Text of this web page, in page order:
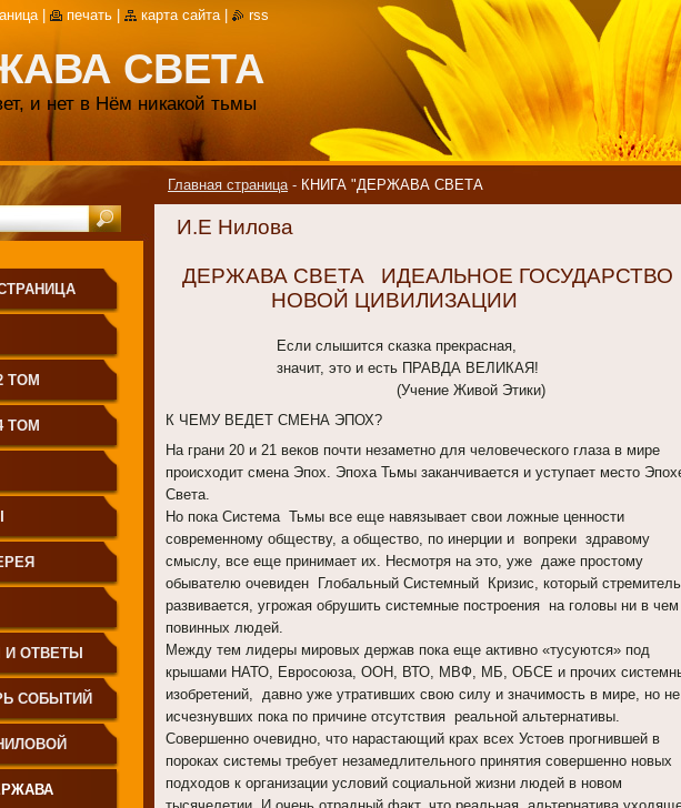
СВЕТА
и нет в Нём никакой тьмы
Главная страница - КНИГА "ДЕРЖАВА СВЕТА
И.Е Нилова
ДЕРЖАВА СВЕТА ИДЕАЛЬНОЕ ГОСУДАРСТВО
НОВОЙ ЦИВИЛИЗАЦИИ
Если слышится сказка прекрасная,
значит, это и есть ПРАВДА ВЕЛИКАЯ!
(Учение Живой Этики)
К ЧЕМУ ВЕДЕТ СМЕНА ЭПОХ?
На грани 20 и 21 веков почти незаметно для человеческого глаза в мире
происходит смена Эпох. Эпоха Тьмы заканчивается и уступает место
Света.
Но пока Система Тьмы все еще навязывает свои ложные ценности
современному обществу, а общество, по инерции и вопреки здравому
смыслу, все еще принимает их. Несмотря на это, уже даже простому
обывателю очевиден Глобальный Системный Кризис, который
развивается, угрожая обрушить системные построения на головы ни в
повинных людей.
Между тем лидеры мировых держав пока еще активно «тусуются» под
крышами НАТО, Евросоюза, ООН, ВТО, МВФ, МБ, ОБСЕ и прочих
изобретений, давно уже утративших свою силу и значимость в мире, но не
исчезнувших пока по причине отсутствия реальной альтернативы.
Совершенно очевидно, что нарастающий крах всех Устоев прогнившей в
пороках системы требует незамедлительного принятия совершенно новых
подходов к организации условий социальной жизни людей в новом
ТОМ
ТОМ
ОТВЕТЫ
СОБЫТИЙ
печать карта сайта rss